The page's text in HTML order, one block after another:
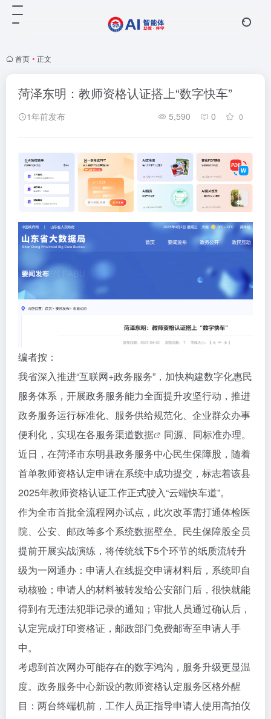
首页 • 正文
菏泽东明：教师资格认证搭上“数字快车”
1年前发布 5,590 0 0
编者按：
我省深入推进“互联网+政务服务”，加快构建数字化惠民
服务体系，开展政务服务能力全面提升攻坚行动，推进
政务服务运行标准化、服务供给规范化、企业群众办事
便利化，实现在各服务渠道数据
同源、同标准办理。
近日，在菏泽市东明县政务服务中心民生保障股，随着
首单教师资格认定申请在系统中成功提交，标志着该县
2025年教师资格认证工作正式驶入“云端快车道”。
作为全市首批全流程网办试点，此次改革需打通体检医
院、公安、邮政等多个系统数据壁垒。民生保障股全员
提前开展实战演练，将传统线下5个环节的纸质流转升
级为一网通办：申请人在线提交申请材料后，系统即自
动核验；申请人的材料被转发给公安部门后，很快就能
得到有无违法犯罪记录的通知；审批人员通过确认后，
认定完成打印资格证，邮政部门免费邮寄至申请人手
中。
考虑到首次网办可能存在的数字鸿沟，服务升级更显温
度。政务服务中心新设的教师资格认定服务区格外醒
目：两台终端机前，工作人员正指导申请人使用高拍仪